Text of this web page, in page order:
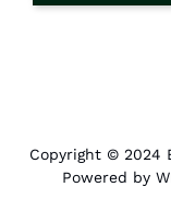
Copyright © 2024
Powered by